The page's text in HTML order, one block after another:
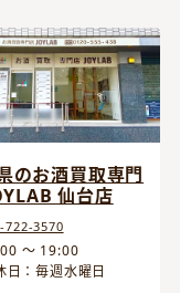
のお酒買取専門
仙台店
722-3570
～ 19:00
日：毎週水曜日